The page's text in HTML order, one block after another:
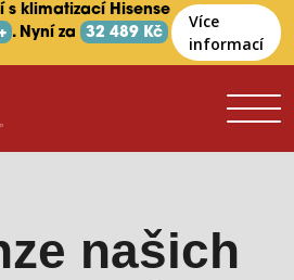
našich
s klimatizací Hisense
. Nyní za
32 489 Kč
Více
informací